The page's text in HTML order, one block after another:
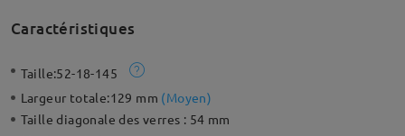
Caractéristiques
Taille:52-18-145
Largeur totale:129 mm (Moyen)
Taille diagonale des verres : 54 mm